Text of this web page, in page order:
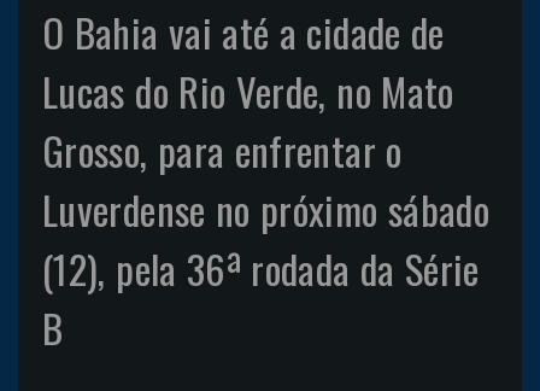
O Bahia vai até a cidade de
Lucas do Rio Verde, no Mato
Grosso, para enfrentar o
Luverdense no próximo sábado
(12), pela 36ª rodada da Série
B